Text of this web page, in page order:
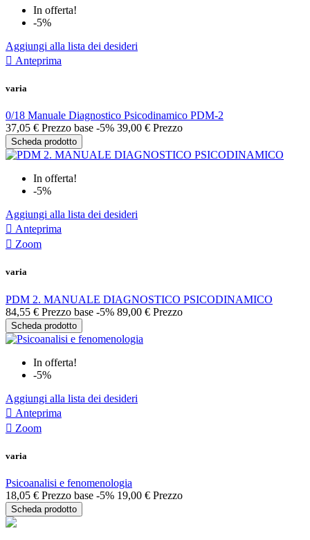
In offerta!
-5%
Aggiungi alla lista dei desideri
 Anteprima
varia
0/18 Manuale Diagnostico Psicodinamico PDM-2
37,05 € Prezzo base -5% 39,00 € Prezzo
Scheda prodotto
In offerta!
-5%
Aggiungi alla lista dei desideri
 Anteprima
 Zoom
varia
PDM 2. MANUALE DIAGNOSTICO PSICODINAMICO
84,55 € Prezzo base -5% 89,00 € Prezzo
Scheda prodotto
In offerta!
-5%
Aggiungi alla lista dei desideri
 Anteprima
 Zoom
varia
Psicoanalisi e fenomenologia
18,05 € Prezzo base -5% 19,00 € Prezzo
Scheda prodotto